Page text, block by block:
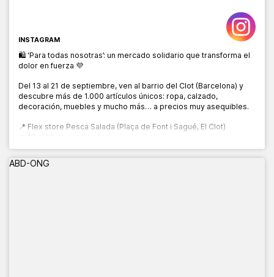
INSTAGRAM
🛍️ ‘Para todas nosotras’: un mercado solidario que transforma el
dolor en fuerza 💜
Del 13 al 21 de septiembre, ven al barrio del Clot (Barcelona) y
descubre más de 1.000 artículos únicos: ropa, calzado,
decoración, muebles y mucho más… a precios muy asequibles.
📍 Flex store Pesca Salada (Plaça de Font i Sagué, El Clot)
🕙 10:00 a 20:00 h
ABD-ONG